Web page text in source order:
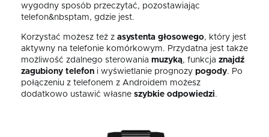
wygodny sposób przeczytać, pozostawiając
telefon&nbsptam, gdzie jest.
Korzystać możesz też z asystenta głosowego, który jest
aktywny na telefonie komórkowym. Przydatna jest także
możliwość zdalnego sterowania muzyką, funkcja znajdź
zagubiony telefon i wyświetlanie prognozy pogody. Po
połączeniu z telefonem z Androidem możesz
dodatkowo ustawić własne szybkie odpowiedzi.